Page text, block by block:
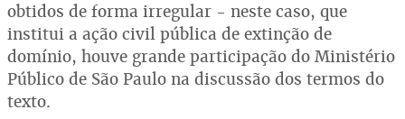
obtidos de forma irregular - neste caso, que
institui a ação civil pública de extinção de
domínio, houve grande participação do Ministério
Público de São Paulo na discussão dos termos do
texto.